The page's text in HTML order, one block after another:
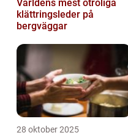
Världens mest otroliga
klättringsleder på
bergväggar
28 oktober 2025